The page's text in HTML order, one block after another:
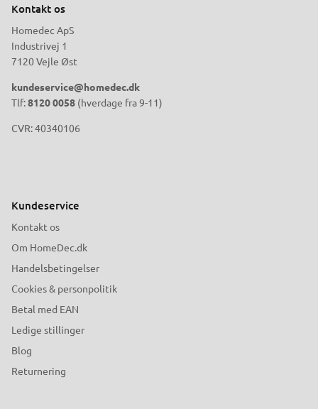
Kontakt os
Homedec ApS
Industrivej 1
7120 Vejle Øst
kundeservice@homedec.dk
Tlf:8120 0058 (hverdage fra 9-11)
CVR: 40340106
Kundeservice
Kontakt os
Om HomeDec.dk
Handelsbetingelser
Cookies & personpolitik
Betal med EAN
Ledige stillinger
Blog
Returnering